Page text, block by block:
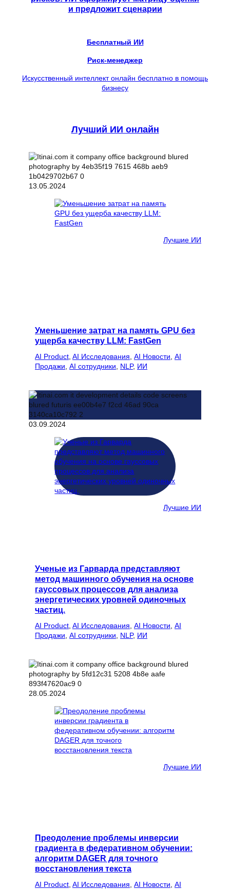
и предложит сценарии
Бесплатный ИИ
Риск-менеджер
Искусственный интеллект онлайн бесплатно в помощь
бизнесу
Лучший ИИ онлайн
13.05.2024
Лучшие ИИ
Уменьшение затрат на память GPU без
ущерба качеству LLM: FastGen
AI Product, AI Исследования, AI Новости, AI
Продажи, AI сотрудники, NLP, ИИ
03.09.2024
Лучшие ИИ
Ученые из Гарварда представляют
метод машинного обучения на основе
гауссовых процессов для анализа
энергетических уровней одиночных
частиц.
AI Product, AI Исследования, AI Новости, AI
Продажи, AI сотрудники, NLP, ИИ
28.05.2024
Лучшие ИИ
Преодоление проблемы инверсии
градиента в федеративном обучении:
алгоритм DAGER для точного
восстановления текста
AI Product, AI Исследования, AI Новости, AI